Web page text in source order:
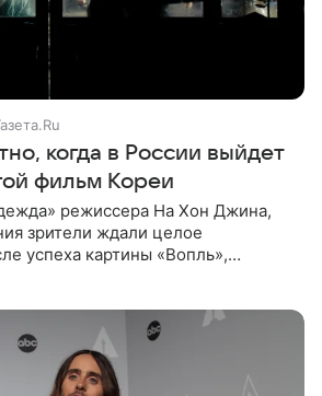
когда в России выйдет
фильм Кореи
режиссера На Хон Джина,
зрители ждали целое
успеха картины «Вопль»,